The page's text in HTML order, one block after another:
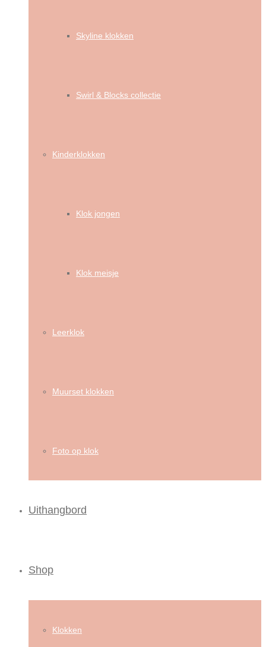
Skyline klokken
Swirl & Blocks collectie
Kinderklokken
Klok jongen
Klok meisje
Leerklok
Muurset klokken
Foto op klok
Uithangbord
Shop
Klokken